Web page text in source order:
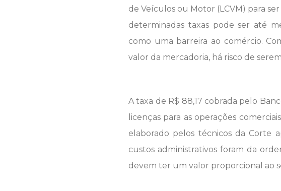
de Veículos ou Motor (LCVM) para
determinadas taxas pode ser até
como uma barreira ao comércio.
valor da mercadoria, há risco de
A taxa de R$ 88,17 cobrada pelo
licenças para as operações
elaborado pelos técnicos da Corte
custos administrativos foram da
devem ter um valor proporcional ao